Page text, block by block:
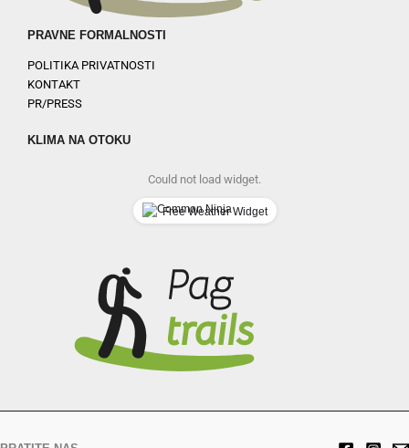
PRAVNE FORMALNOSTI
POLITIKA PRIVATNOSTI
KONTAKT
PR/PRESS
KLIMA NA OTOKU
Could not load widget.
Free Weather Widget